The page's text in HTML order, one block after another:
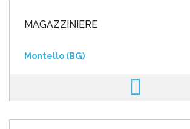
MAGAZZINIERE
Montello (BG)